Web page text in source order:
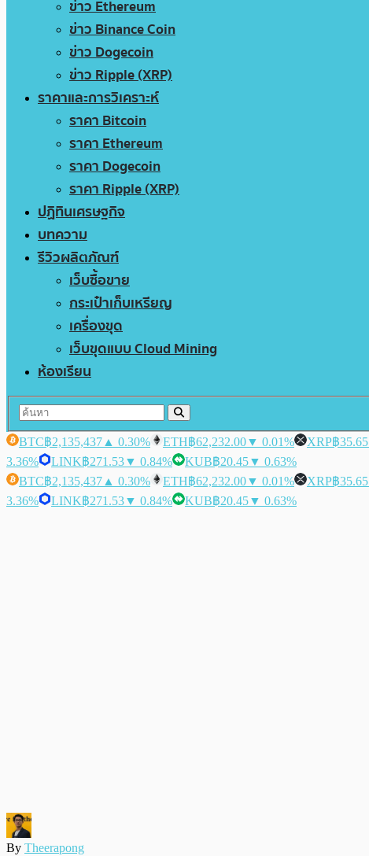
ข่าว Ethereum
ข่าว Binance Coin
ข่าว Dogecoin
ข่าว Ripple (XRP)
ราคาและการวิเคราะห์
ราคา Bitcoin
ราคา Ethereum
ราคา Dogecoin
ราคา Ripple (XRP)
ปฏิทินเศรษฐกิจ
บทความ
รีวิวผลิตภัณฑ์
เว็บซื้อขาย
กระเป๋าเก็บเหรียญ
เครื่องขุด
เว็บขุดแบบ Cloud Mining
ห้องเรียน
BTC฿2,135,437 ▲ 0.30% ETH฿62,232.00▼ 0.01% XRP฿35.65
3.36%
LINK฿271.53▼ 0.84% KUB฿20.45▼ 0.63%
BTC฿2,135,437 ▲ 0.30% ETH฿62,232.00▼ 0.01% XRP฿35.65
3.36%
LINK฿271.53▼ 0.84% KUB฿20.45▼ 0.63%
By Theerapong